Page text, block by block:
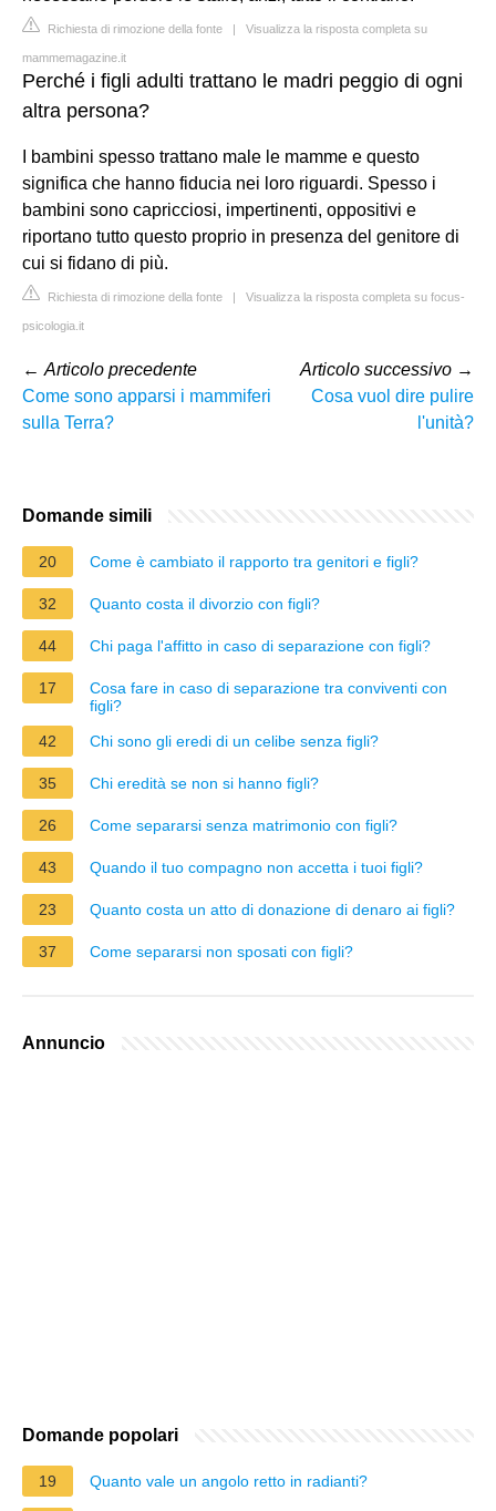
Richiesta di rimozione della fonte | Visualizza la risposta completa su
mammemagazine.it
Perché i figli adulti trattano le madri peggio di ogni
altra persona?
I bambini spesso trattano male le mamme e questo
significa che hanno fiducia nei loro riguardi. Spesso i
bambini sono capricciosi, impertinenti, oppositivi e
riportano tutto questo proprio in presenza del genitore di
cui si fidano di più.
Richiesta di rimozione della fonte | Visualizza la risposta completa su focus-
psicologia.it
← Articolo precedente
Come sono apparsi i mammiferi
sulla Terra?
Articolo successivo →
Cosa vuol dire pulire
l'unità?
Domande simili
20 Come è cambiato il rapporto tra genitori e figli?
32 Quanto costa il divorzio con figli?
44 Chi paga l'affitto in caso di separazione con figli?
17
Cosa fare in caso di separazione tra conviventi con
figli?
42
Chi sono gli eredi di un celibe senza figli?
35 Chi eredità se non si hanno figli?
26 Come separarsi senza matrimonio con figli?
43 Quando il tuo compagno non accetta i tuoi figli?
23 Quanto costa un atto di donazione di denaro ai figli?
37 Come separarsi non sposati con figli?
Annuncio
Domande popolari
19 Quanto vale un angolo retto in radianti?